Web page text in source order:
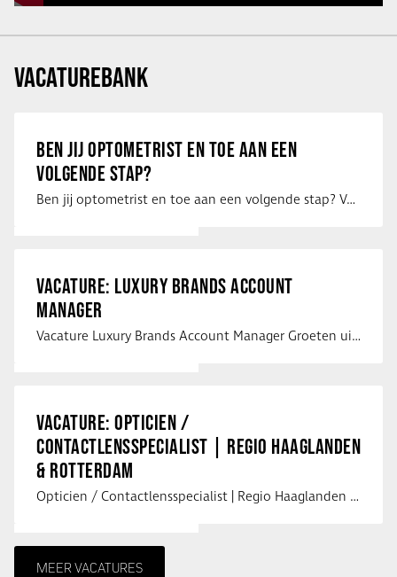
VACATUREBANK
BEN JIJ OPTOMETRIST EN TOE AAN EEN
VOLGENDE STAP?
Ben jij optometrist en toe aan een volgende stap? Voor een optiekketen is Eye …
VACATURE: LUXURY BRANDS ACCOUNT
MANAGER
Vacature Luxury Brands Account Manager Groeten uit Spanje! Vanaf mijn …
VACATURE: OPTICIEN /
CONTACTLENSSPECIALIST | REGIO HAAGLANDEN
& ROTTERDAM
Opticien / Contactlensspecialist | Regio Haaglanden & Rotterdam Saludos uit …
MEER VACATURES